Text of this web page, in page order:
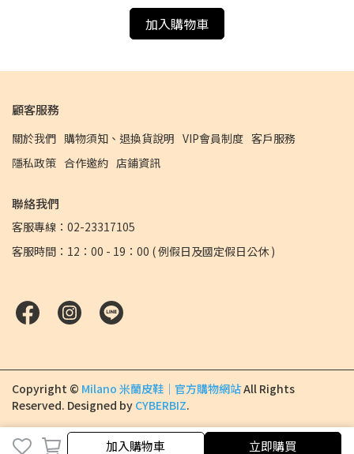
加入購物車
加入購物車 立即購買
加入購物車
顧客服務
關於我們 購物須知、退換貨說明 VIP會員制度 客戶服務
隱私政策 合作邀約 店鋪資訊
聯絡我們
客服專線：02-23317105
客服時間：12：00 - 19：00 ( 例假日及國定假日公休 )
Copyright © Milano 米蘭皮鞋｜官方購物網站All Rights
Reserved. Designed by CYBERBIZ.